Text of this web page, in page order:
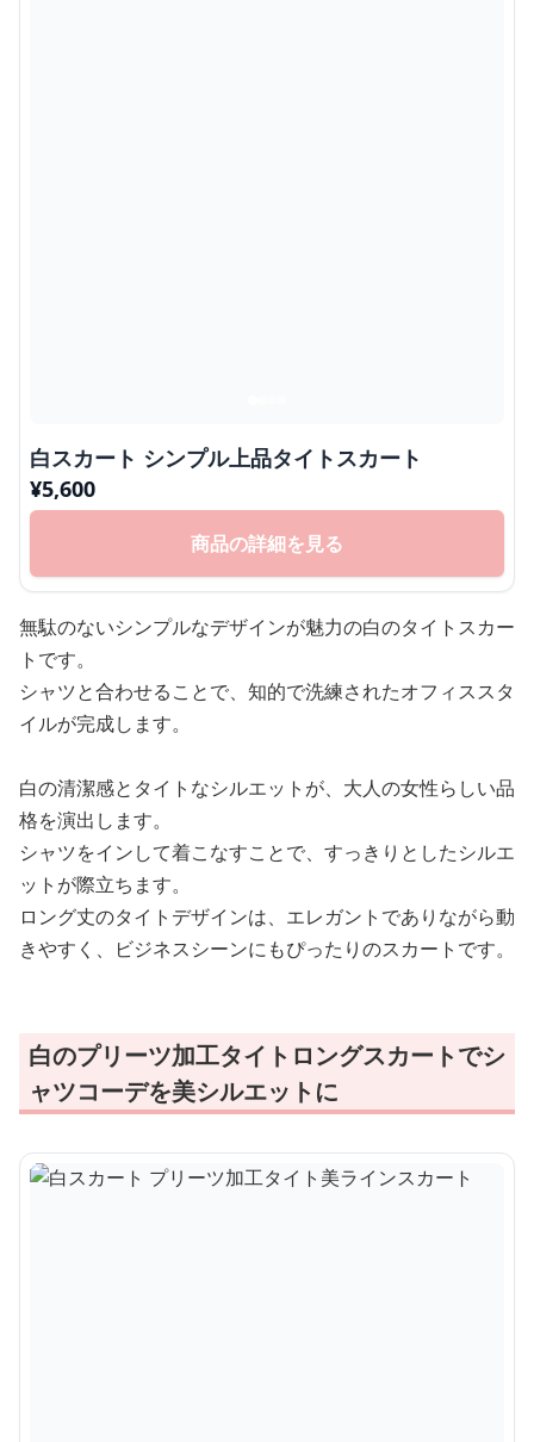
白スカート シンプル上品タイトスカート
¥5,600
商品の詳細を見る
無駄のないシンプルなデザインが魅力の白のタイトスカー
トです。
シャツと合わせることで、知的で洗練されたオフィススタ
イルが完成します。
白の清潔感とタイトなシルエットが、大人の女性らしい品
格を演出します。
シャツをインして着こなすことで、すっきりとしたシルエ
ットが際立ちます。
ロング丈のタイトデザインは、エレガントでありながら動
きやすく、ビジネスシーンにもぴったりのスカートです。
白のプリーツ加工タイトロングスカートでシ
ャツコーデを美シルエットに